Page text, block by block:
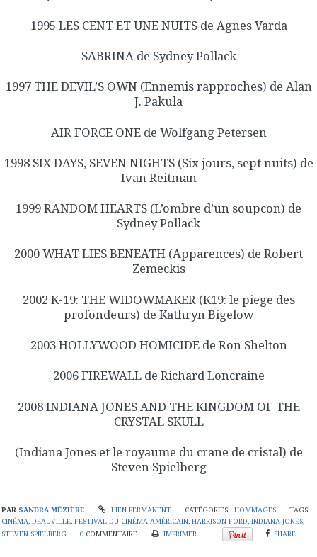
1995 LES CENT ET UNE NUITS de Agnes Varda
SABRINA de Sydney Pollack
1997 THE DEVIL’S OWN (Ennemis rapproches) de Alan
J. Pakula
AIR FORCE ONE de Wolfgang Petersen
1998 SIX DAYS, SEVEN NIGHTS (Six jours, sept nuits) de
Ivan Reitman
1999 RANDOM HEARTS (L’ombre d’un soupcon) de
Sydney Pollack
2000 WHAT LIES BENEATH (Apparences) de Robert
Zemeckis
2002 K-19: THE WIDOWMAKER (K19: le piege des
profondeurs) de Kathryn Bigelow
2003 HOLLYWOOD HOMICIDE de Ron Shelton
2006 FIREWALL de Richard Loncraine
2008 INDIANA JONES AND THE KINGDOM OF THE
CRYSTAL SKULL
(Indiana Jones et le royaume du crane de cristal) de
Steven Spielberg
PAR SANDRA MÉZIÈRE LIEN PERMANENT CATÉGORIES :HOMMAGES
TAGS :
CINÉMA, DEAUVILLE, FESTIVAL DU CINÉMA AMÉRICAIN, HARRISON FORD, INDIANA JONES,
STEVEN SPIELBERG
0 COMMENTAIRE IMPRIMER SHARE